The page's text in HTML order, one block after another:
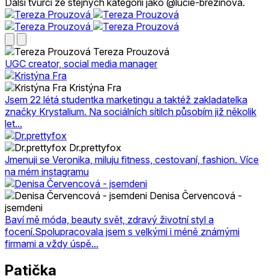
Tereza Prouzová
UGC creator, social media manager
Kristýna Fra
Jsem 22 létá studentka marketingu a taktéž zakladatelka
značky Krystalium. Na sociálních sítilch působím již několik
let...
Dr.prettyfox
Jmenuji se Veronika, miluju fitness, cestovaní, fashion. Více
na mém instagramu
Denisa Červencová -
jsemdeni
Baví mě móda, beauty svět, zdravý životní styl a
focení.Spolupracovala jsem s velkými i méně známými
firmami a vždy úspě...
Patička